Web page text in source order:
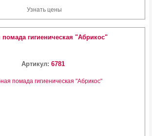
Узнать цены
помада гигиеническая "Абрикос"
Артикул: 6781